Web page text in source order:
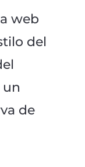
web
del
de